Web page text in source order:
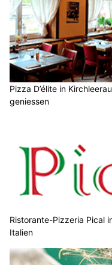
Pizza D’élite in
geniessen
Ristorante-Pizzeria Pical
Italien